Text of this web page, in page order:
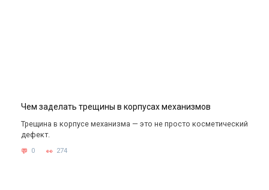
Чем заделать трещины в корпусах механизмов
Трещина в корпусе механизма — это не просто косметический
дефект.
0 274